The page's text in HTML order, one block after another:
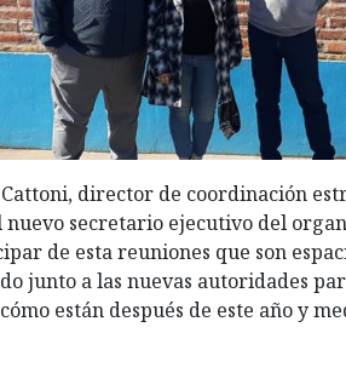
director de coordinación
nuevo secretario ejecutivo del
de esta reuniones que son
junto a las nuevas autoridades
están después de este año y